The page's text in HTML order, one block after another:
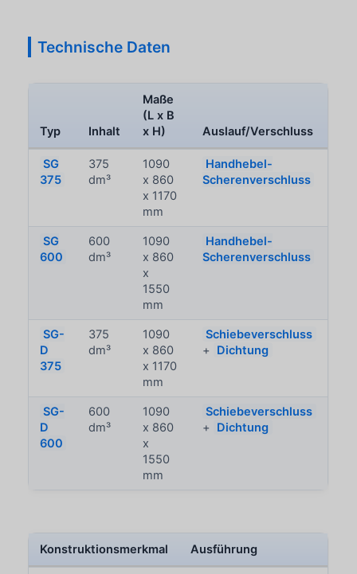
Technische Daten
Typ Inhalt
Maße
(L x B
x H)
Auslauf/Verschluss
SG
375
375
dm³
1090
x 860
x 1170
mm
Handhebel-
Scherenverschluss
SG
600
600
dm³
1090
x 860
x
1550
mm
Handhebel-
Scherenverschluss
SG-
D
375
375
dm³
1090
x 860
x 1170
mm
Schiebeverschluss
+
Dichtung
SG-
D
600
600
dm³
1090
x 860
x
1550
mm
Schiebeverschluss
+
Dichtung
Konstruktionsmerkmal Ausführung